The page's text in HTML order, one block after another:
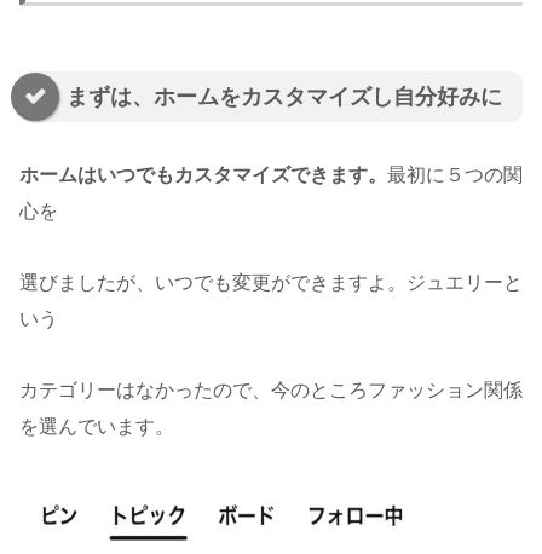
まずは、ホームをカスタマイズし自分好みに
ホームはいつでもカスタマイズできます。 最初に５つの関
心を
選びましたが、いつでも変更ができますよ。ジュエリーと
いう
カテゴリーはなかったので、今のところファッション関係
を選んでいます。